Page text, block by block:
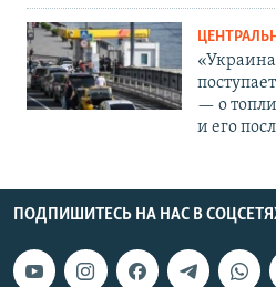
— о
и его
ПОДПИШИТЕСЬ НА НАС В